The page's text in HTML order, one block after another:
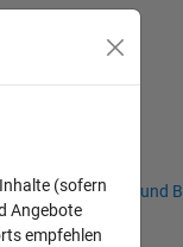
Studierende und
(sofern
Angebote
empfehlen